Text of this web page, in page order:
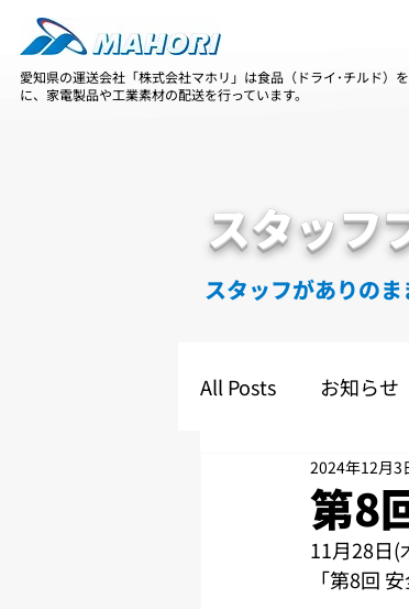
愛知県の運送会社「株式会社マホリ」は食品（ドライ･チルド）
に、家電製品や工業素材の配送を行っています。
スタッフ
スタッフがありのま
All Posts お知らせ
第8
2024年12月3
11月28日(
「第8回